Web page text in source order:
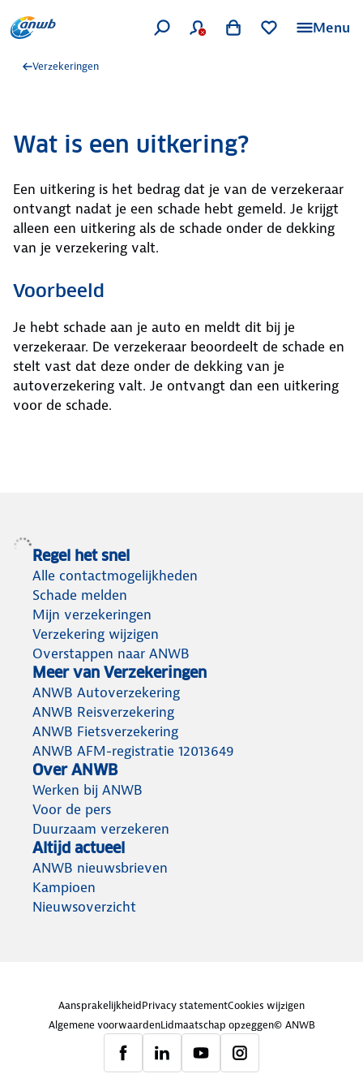
Menu
Verzekeringen
Wat is een uitkering?
Een uitkering is het bedrag dat je van de verzekeraar
ontvangt nadat je een schade hebt gemeld. Je krijgt
alleen een uitkering als de schade onder de dekking
van je verzekering valt.
Voorbeeld
Je hebt schade aan je auto en meldt dit bij je
verzekeraar. De verzekeraar beoordeelt de schade en
stelt vast dat deze onder de dekking van je
autoverzekering valt. Je ontvangt dan een uitkering
voor de schade.
Regel het snel
Alle contactmogelijkheden
Schade melden
Mijn verzekeringen
Verzekering wijzigen
Overstappen naar ANWB
Meer van Verzekeringen
ANWB Autoverzekering
ANWB Reisverzekering
ANWB Fietsverzekering
ANWB AFM-registratie 12013649
Over ANWB
Werken bij ANWB
Voor de pers
Duurzaam verzekeren
Altijd actueel
ANWB nieuwsbrieven
Kampioen
Nieuwsoverzicht
AansprakelijkheidPrivacy statementCookies wijzigen
Algemene voorwaardenLidmaatschap opzeggen© ANWB